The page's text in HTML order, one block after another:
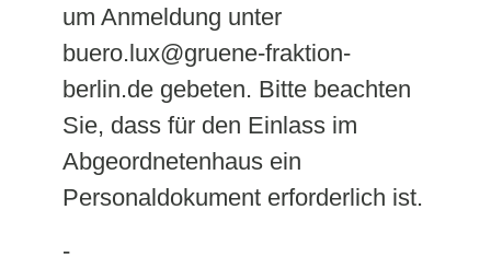
um Anmeldung unter
buero.lux@gruene-fraktion-
berlin.de gebeten. Bitte beachten
Sie, dass für den Einlass im
Abgeordnetenhaus ein
Personaldokument erforderlich ist.
-